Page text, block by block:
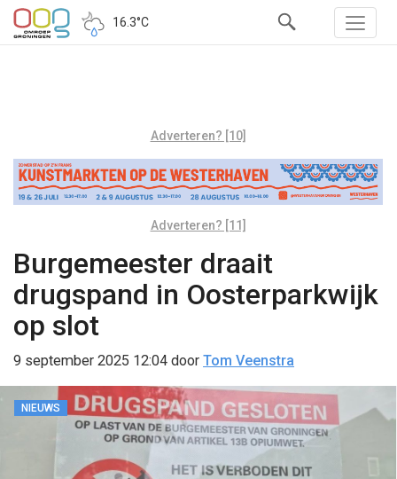
16.3°C
Adverteren? [10]
Adverteren? [11]
Burgemeester draait
drugspand in Oosterparkwijk
op slot
9 september 2025 12:04 door Tom Veenstra
NIEUWS